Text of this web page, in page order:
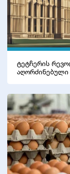
ტეტჩერის
აღორძინებული